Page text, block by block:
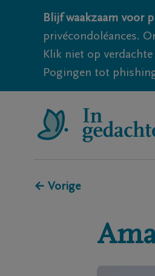
Blijf waakzaam voor
privécondoléances.
Klik niet op
Pogingen tot
← Vorige